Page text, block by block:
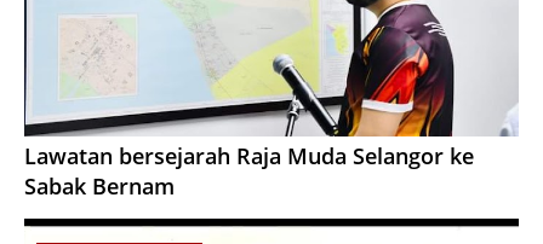
Lawatan bersejarah Raja Muda Selangor ke
Sabak Bernam